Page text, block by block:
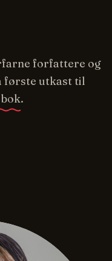
forfattere og
første utkast til
.